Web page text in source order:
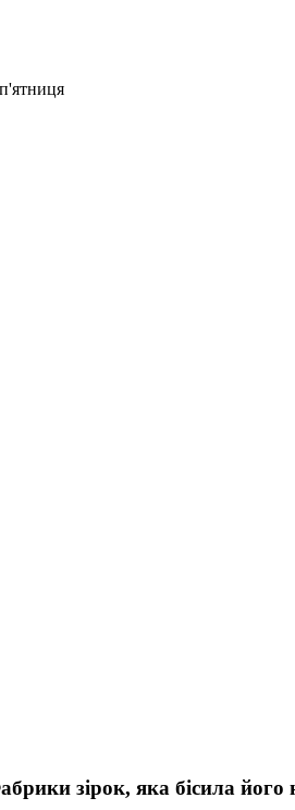
п'ятниця
зірок, яка бісила його